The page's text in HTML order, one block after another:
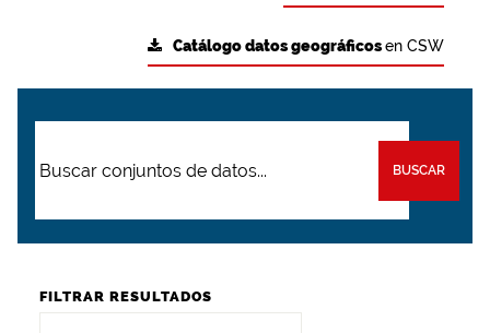
Catálogo datos geográficosen CSW
BUSCAR
FILTRAR RESULTADOS